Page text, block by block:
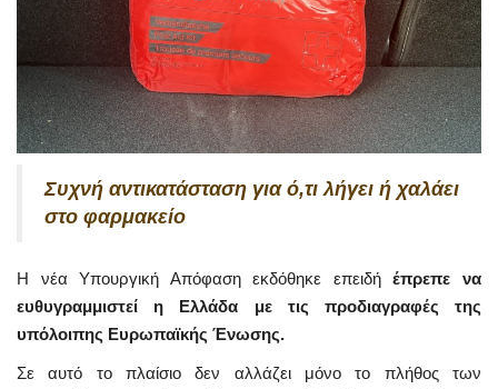
Συχνή αντικατάσταση για ό,τι λήγει ή χαλάει
στο φαρμακείο
Η νέα Υπουργική Απόφαση εκδόθηκε επειδήέπρεπε να
ευθυγραμμιστεί η Ελλάδα με τις προδιαγραφές της
υπόλοιπης Ευρωπαϊκής Ένωσης.
Σε αυτό το πλαίσιο δεν αλλάζει μόνο το πλήθος των